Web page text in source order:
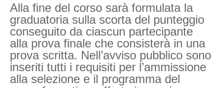
Alla fine del corso sarà formulata la
graduatoria sulla scorta del punteggio
conseguito da ciascun partecipante
alla prova finale che consisterà in una
prova scritta. Nell’avviso pubblico sono
inseriti tutti i requisiti per l’ammissione
alla selezione e il programma del